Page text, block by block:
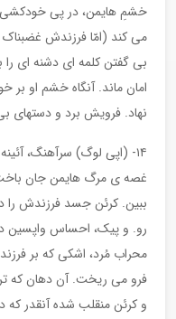
خشمِ هایمن، در پی خودکشی
می کند (امّا فرزندش
بی گفتن کلمه ای دشنه ای
امان ماند. آنگاه خشم او بر
نهاد. فرویش برد و دستهای
۱۴- (اپی لوگ) سرآهنگ،
غصه ی مرگ هایمن جان
ببین. کرئن جسد فرزندش
رو. و پیک، احساس واپسین
محراب مُرد، اشکی که بر
فرو می ریخت. آن دهان که
و کرئن منقلب شده آنقدر